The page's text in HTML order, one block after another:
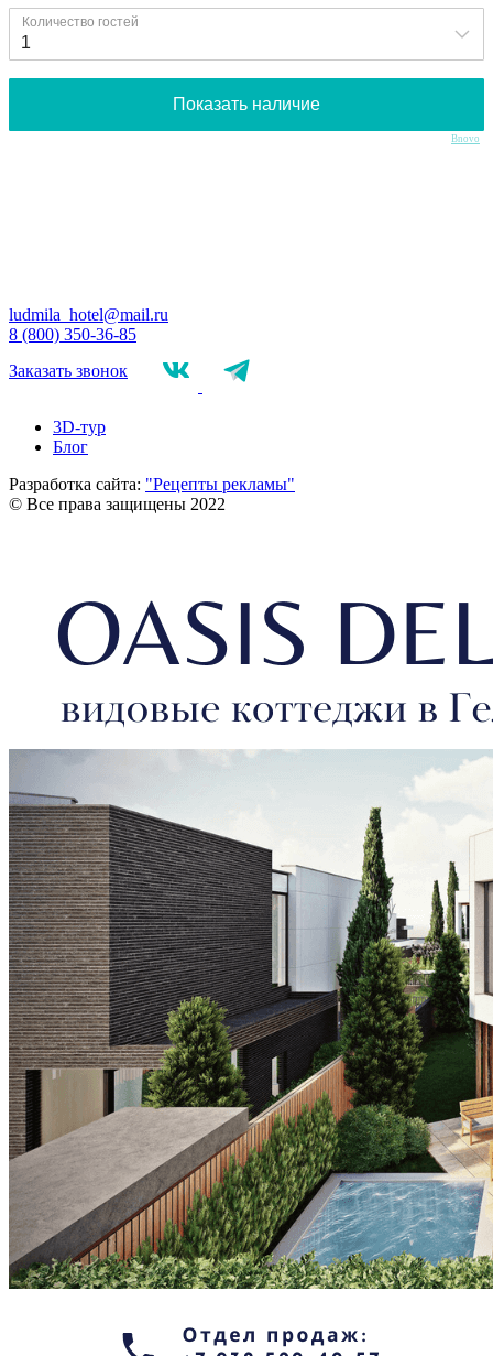
Bnovo
ludmila_hotel@mail.ru
8 (800) 350-36-85
Заказать звонок
3D-тур
Блог
Разработка сайта: "Рецепты рекламы"
© Все права защищены 2022